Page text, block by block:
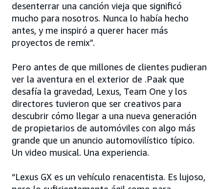
desenterrar una canción vieja que significó
mucho para nosotros. Nunca lo había hecho
antes, y me inspiró a querer hacer más
proyectos de remix”.
Pero antes de que millones de clientes pudieran
ver la aventura en el exterior de .Paak que
desafía la gravedad, Lexus, Team One y los
directores tuvieron que ser creativos para
descubrir cómo llegar a una nueva generación
de propietarios de automóviles con algo más
grande que un anuncio automovilístico típico.
Un video musical. Una experiencia.
“Lexus GX es un vehículo renacentista. Es lujoso,